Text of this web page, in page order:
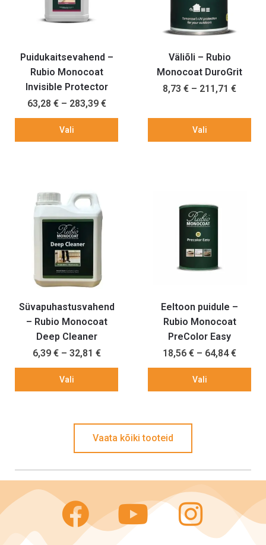
Puidukaitsevahend –
Rubio Monocoat
Invisible Protector
63,28 € – 283,39 €
Vali
Väliõli – Rubio
Monocoat DuroGrit
8,73 € – 211,71 €
Vali
Süvapuhastusvahend
– Rubio Monocoat
Deep Cleaner
6,39 € – 32,81 €
Vali
Eeltoon puidule –
Rubio Monocoat
PreColor Easy
18,56 € – 64,84€
Vali
Vaata kõiki tooteid